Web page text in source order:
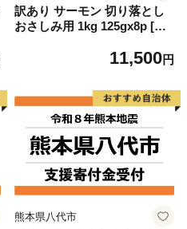
訳あり サーモン 切り落とし
おさしみ用 1kg 125gx8p [足
4313] 魚 魚介類 鮭 お刺し身
介
11,500円
熊本県八代市